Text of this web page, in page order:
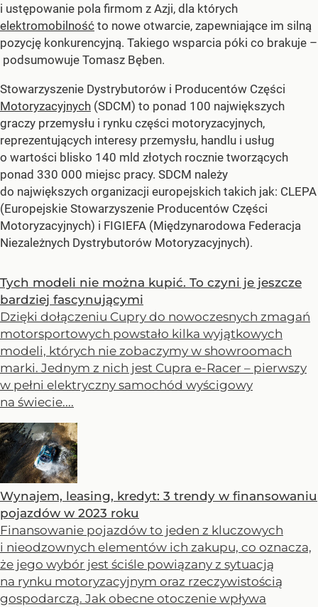
i ustępowanie pola firmom z Azji, dla których
elektromobilność to nowe otwarcie, zapewniające im silną
pozycję konkurencyjną. Takiego wsparcia póki co brakuje –
podsumowuje Tomasz Bęben.
Stowarzyszenie Dystrybutorów i Producentów Części
Motoryzacyjnych (SDCM) to ponad 100 największych
graczy przemysłu i rynku części motoryzacyjnych,
reprezentujących interesy przemysłu, handlu i usług
o wartości blisko 140 mld złotych rocznie tworzących
ponad 330 000 miejsc pracy. SDCM należy
do największych organizacji europejskich takich jak: CLEPA
(Europejskie Stowarzyszenie Producentów Części
Motoryzacyjnych) i FIGIEFA (Międzynarodowa Federacja
Niezależnych Dystrybutorów Motoryzacyjnych).
Tych modeli nie można kupić. To czyni je jeszcze
bardziej fascynującymi
Dzięki dołączeniu Cupry do nowoczesnych zmagań
motorsportowych powstało kilka wyjątkowych
modeli, których nie zobaczymy w showroomach
marki. Jednym z nich jest Cupra e-Racer – pierwszy
w pełni elektryczny samochód wyścigowy
na świecie....
Wynajem, leasing, kredyt: 3 trendy w finansowaniu
pojazdów w 2023 roku
Finansowanie pojazdów to jeden z kluczowych
i nieodzownych elementów ich zakupu, co oznacza,
że jego wybór jest ściśle powiązany z sytuacją
na rynku motoryzacyjnym oraz rzeczywistością
gospodarczą. Jak obecne otoczenie wpływa